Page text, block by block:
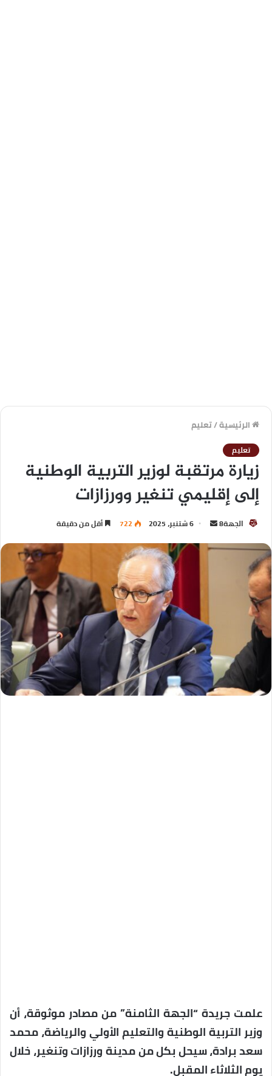
الرئيسية/تعليم
تعليم
زيارة مرتقبة لوزير التربية الوطنية
إلى إقليمي تنغير وورزازات
الجهة8 6 شتنبر، 2025 722 أقل من دقيقة
علمت جريدة “الجهة الثامنة” من مصادر موثوقة، أن
وزير التربية الوطنية والتعليم الأولي والرياضة، محمد
سعد برادة، سيحل بكل من مدينة ورزازات وتنغير، خلال
يوم الثلاثاء المقبل.